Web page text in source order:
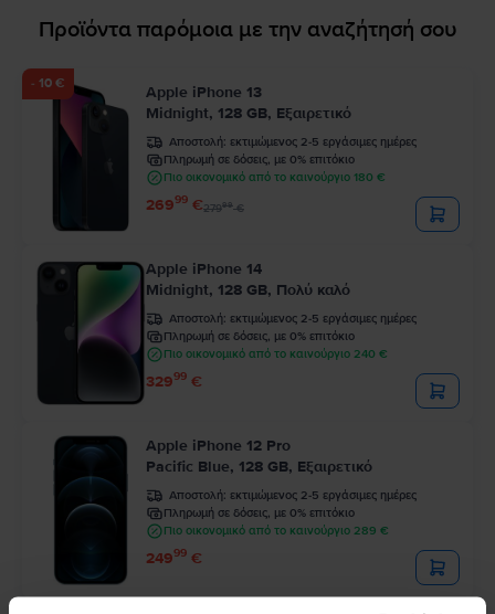
Προϊόντα παρόμοια με την αναζήτησή σου
- 10 €
Apple iPhone 13
Midnight, 128 GB, Εξαιρετικό
Αποστολή: εκτιμώμενος 2-5 εργάσιμες ημέρες
Πληρωμή σε δόσεις, με 0% επιτόκιο
Πιο οικονομικό από το καινούργιο 180 €
26999 €27999€
Apple iPhone 14
Midnight, 128 GB, Πολύ καλό
Αποστολή: εκτιμώμενος 2-5 εργάσιμες ημέρες
Πληρωμή σε δόσεις, με 0% επιτόκιο
Πιο οικονομικό από το καινούργιο 240 €
32999 €
Apple iPhone 12 Pro
Pacific Blue, 128 GB, Εξαιρετικό
Αποστολή: εκτιμώμενος 2-5 εργάσιμες ημέρες
Πληρωμή σε δόσεις, με 0% επιτόκιο
Πιο οικονομικό από το καινούργιο 289 €
24999 €